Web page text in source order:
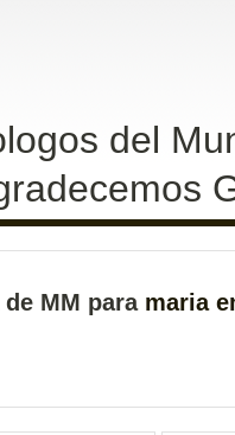
del
MM para maria